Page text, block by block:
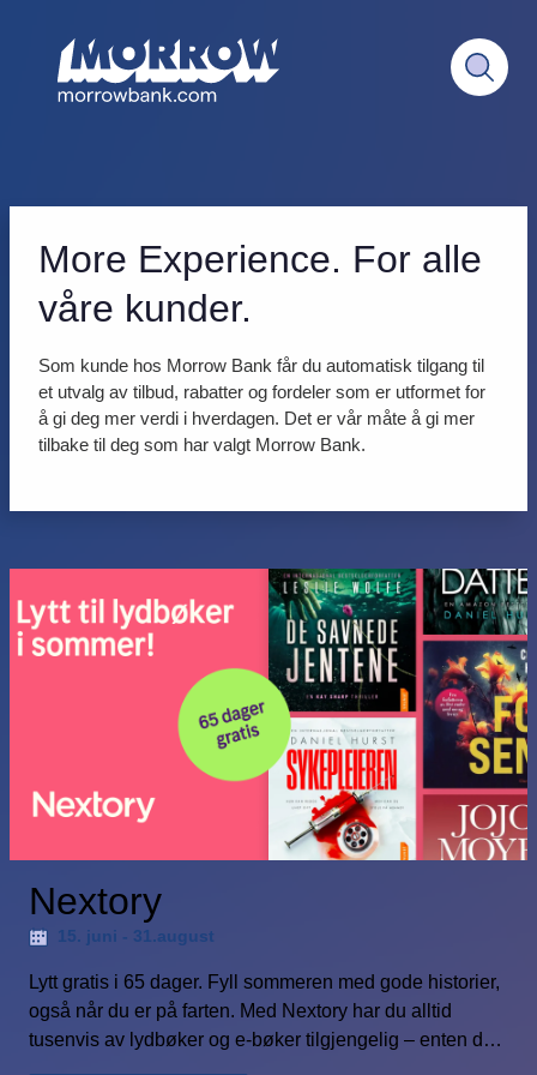
More Experience. For alle
våre kunder.
Som kunde hos Morrow Bank får du automatisk tilgang til
et utvalg av tilbud, rabatter og fordeler som er utformet for
å gi deg mer verdi i hverdagen. Det er vår måte å gi mer
tilbake til deg som har valgt Morrow Bank.
Nextory
15. juni - 31.august
Lytt gratis i 65 dager. Fyll sommeren med gode historier,
også når du er på farten. Med Nextory har du alltid
tusenvis av lydbøker og e-bøker tilgjengelig – enten du